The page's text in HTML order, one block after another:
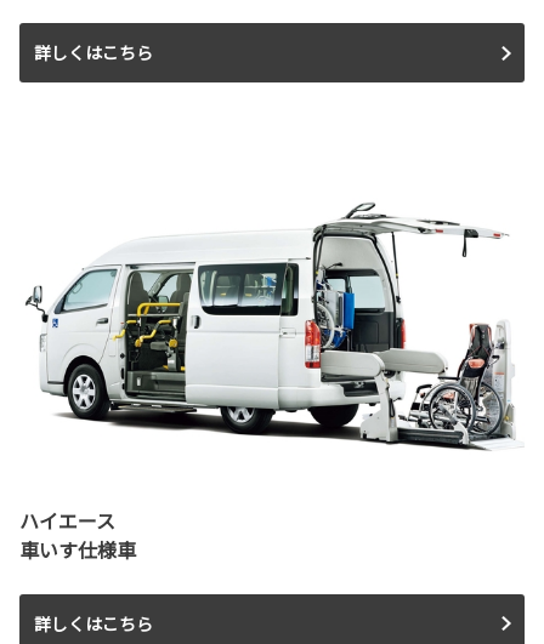
詳しくはこちら
ハイエース
車いす仕様車
詳しくはこちら